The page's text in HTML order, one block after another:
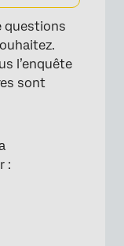
questions
l’enquête
sont
: